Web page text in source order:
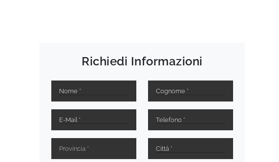
Richiedi Informazioni